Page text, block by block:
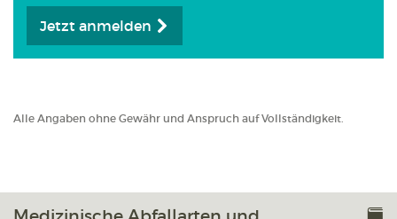
Jetzt anmelden
Alle Angaben ohne Gewähr und Anspruch auf Vollständigkeit.